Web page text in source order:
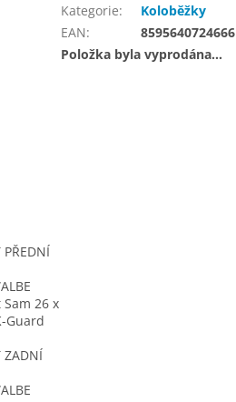
PŘEDNÍ
26 x
Guard
ZADNÍ
Kategorie:
Koloběžky
EAN:
8595640724666
Položka byla vyprodána…